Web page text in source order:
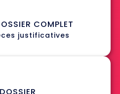
COMPLET
justificatives